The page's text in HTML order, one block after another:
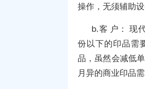
操作，无须辅助设
b.客 户： 现
份以下的印品需
品，虽然会减低
月异的商业印品